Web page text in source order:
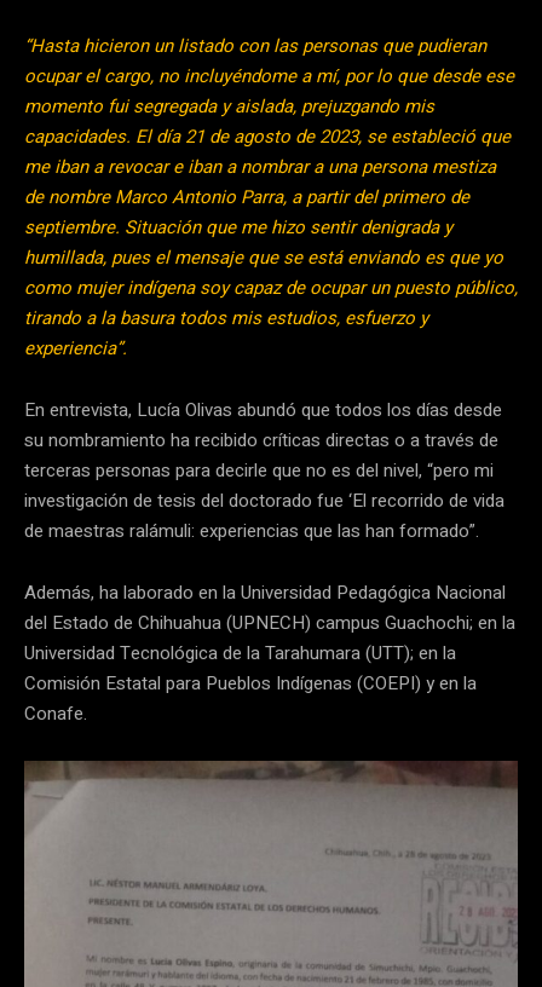
“Hasta hicieron un listado con las personas que pudieran
ocupar el cargo, no incluyéndome a mí, por lo que desde ese
momento fui segregada y aislada, prejuzgando mis
capacidades. El día 21 de agosto de 2023, se estableció que
me iban a revocar e iban a nombrar a una persona mestiza
de nombre Marco Antonio Parra, a partir del primero de
septiembre. Situación que me hizo sentir denigrada y
humillada, pues el mensaje que se está enviando es que yo
como mujer indígena soy capaz de ocupar un puesto público,
tirando a la basura todos mis estudios, esfuerzo y
experiencia”.
En entrevista, Lucía Olivas abundó que todos los días desde
su nombramiento ha recibido críticas directas o a través de
terceras personas para decirle que no es del nivel, “pero mi
investigación de tesis del doctorado fue ‘El recorrido de vida
de maestras ralámuli: experiencias que las han formado”.
Además, ha laborado en la Universidad Pedagógica Nacional
del Estado de Chihuahua (UPNECH) campus Guachochi; en la
Universidad Tecnológica de la Tarahumara (UTT); en la
Comisión Estatal para Pueblos Indígenas (COEPI) y en la
Conafe.